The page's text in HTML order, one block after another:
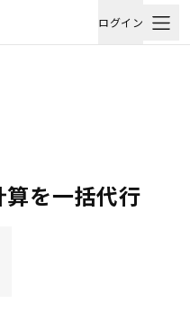
ログイン
を一括代行